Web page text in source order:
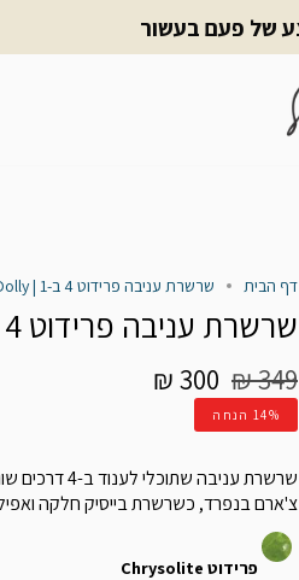
דף הבית שרשרת עניבה פרידוט 4 ב-1 | Dolly
שרשרת עניבה פרידוט 4 ב-1 | Dolly
300 ₪
מחיר
רגיל
349 ₪
14%הנחה
צ'ארם בנפרד, כשרשרת בייסיק חלקה
פרידוט Chrysolite